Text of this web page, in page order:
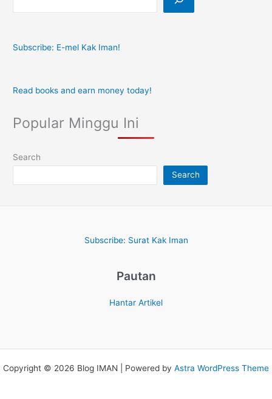
Subscribe: E-mel Kak Iman!
Read books and earn money today!
Popular Minggu Ini
Search
Search
Subscribe: Surat Kak Iman
Pautan
Hantar Artikel
Copyright © 2026 Blog IMAN | Powered by Astra WordPress Theme